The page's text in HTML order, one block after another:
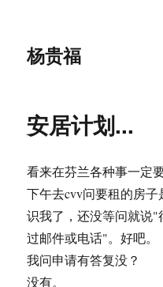
杨贵福
安居计划...
看来在芬兰各种事一定
下午去cvv问要租的房
识我了，还没等问就说"
过邮件或电话"。好吧。
我问申请有答复没？
没有。